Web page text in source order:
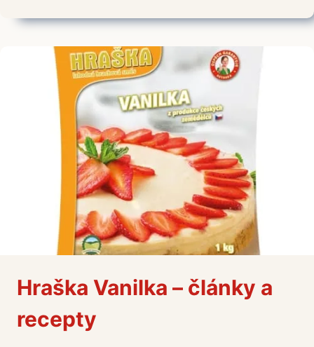
–
A
RECEPTY
Hraška Vanilka – články a
recepty